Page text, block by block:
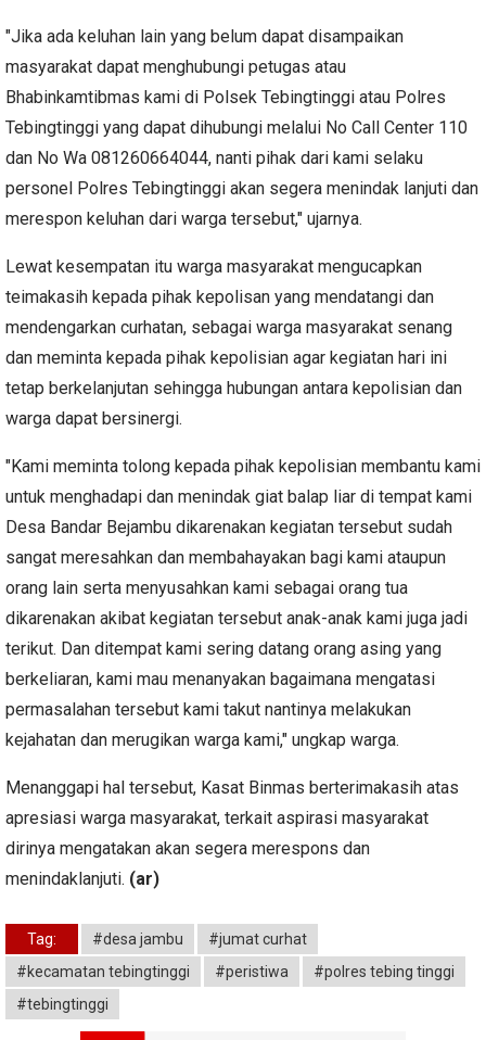
"Jika ada keluhan lain yang belum dapat disampaikan
masyarakat dapat menghubungi petugas atau
Bhabinkamtibmas kami di Polsek Tebingtinggi atau Polres
Tebingtinggi yang dapat dihubungi melalui No Call Center 110
dan No Wa 081260664044, nanti pihak dari kami selaku
personel Polres Tebingtinggi akan segera menindak lanjuti dan
merespon keluhan dari warga tersebut," ujarnya.
Lewat kesempatan itu warga masyarakat mengucapkan
teimakasih kepada pihak kepolisan yang mendatangi dan
mendengarkan curhatan, sebagai warga masyarakat senang
dan meminta kepada pihak kepolisian agar kegiatan hari ini
tetap berkelanjutan sehingga hubungan antara kepolisian dan
warga dapat bersinergi.
"Kami meminta tolong kepada pihak kepolisian membantu kami
untuk menghadapi dan menindak giat balap liar di tempat kami
Desa Bandar Bejambu dikarenakan kegiatan tersebut sudah
sangat meresahkan dan membahayakan bagi kami ataupun
orang lain serta menyusahkan kami sebagai orang tua
dikarenakan akibat kegiatan tersebut anak-anak kami juga jadi
terikut. Dan ditempat kami sering datang orang asing yang
berkeliaran, kami mau menanyakan bagaimana mengatasi
permasalahan tersebut kami takut nantinya melakukan
kejahatan dan merugikan warga kami," ungkap warga.
Menanggapi hal tersebut, Kasat Binmas berterimakasih atas
apresiasi warga masyarakat, terkait aspirasi masyarakat
dirinya mengatakan akan segera merespons dan
menindaklanjuti. (ar)
Tag: #desa jambu
#jumat curhat
#kecamatan tebingtinggi
#peristiwa
#polres tebing tinggi
#tebingtinggi